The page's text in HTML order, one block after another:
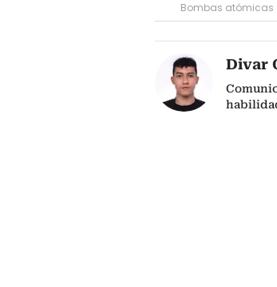
Bombas atómicas
Divar